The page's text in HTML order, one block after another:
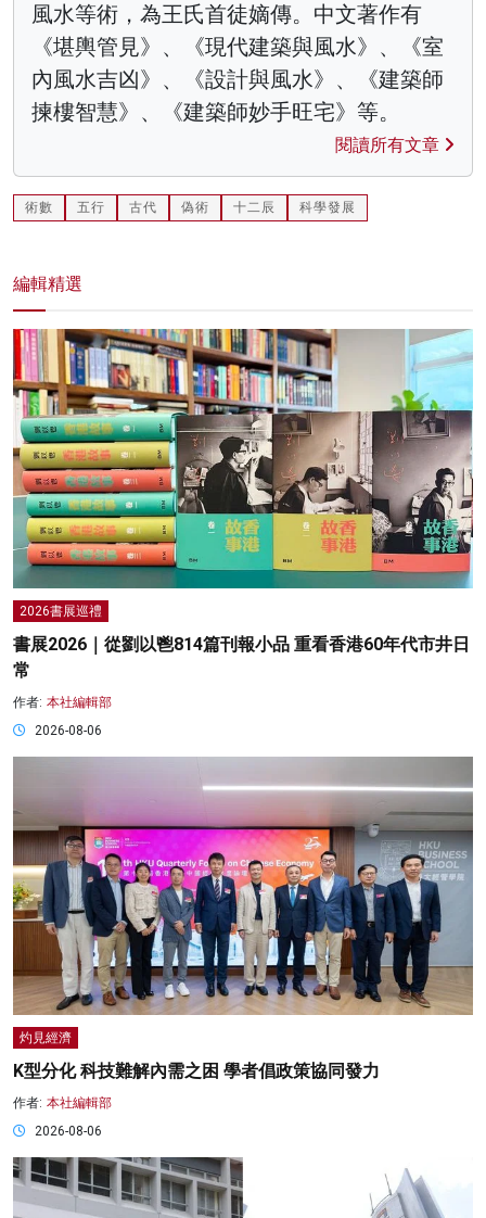
風水等術，為王氏首徒嫡傳。中文著作有
《堪輿管見》、《現代建築與風水》、《室
內風水吉凶》、《設計與風水》、《建築師
揀樓智慧》、《建築師妙手旺宅》等。
閱讀所有文章
術數 五行 古代 偽術 十二辰 科學發展
編輯精選
2026書展巡禮
書展2026｜從劉以鬯814篇刊報小品 重看香港60年代市井日
常
作者: 本社編輯部
2026-08-06
灼見經濟
K型分化 科技難解內需之困 學者倡政策協同發力
作者: 本社編輯部
2026-08-06